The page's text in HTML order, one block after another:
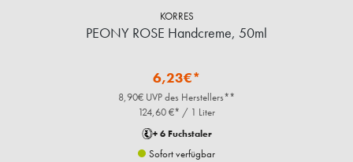
KORRES
PEONY ROSE Handcreme, 50ml
6,23€*
8,90€ UVP des Herstellers**
124,60 €* / 1 Liter
+ 6 Fuchstaler
Sofort verfügbar